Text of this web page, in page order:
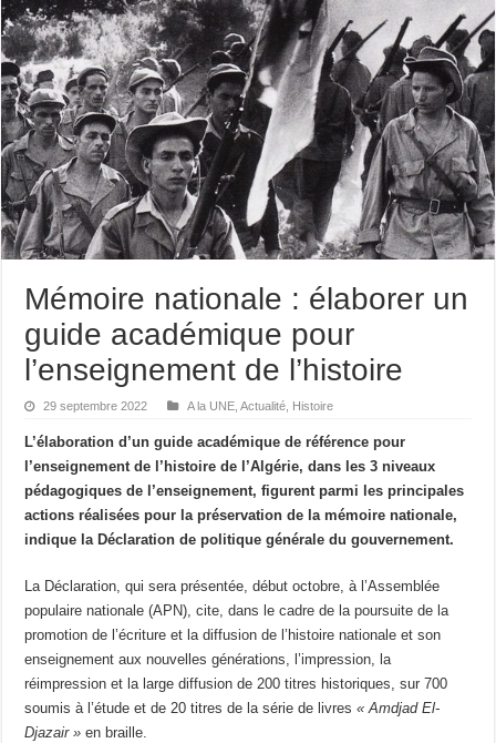
Mémoire nationale : élaborer un
guide académique pour
l’enseignement de l’histoire
29 septembre 2022 A la UNE,Actualité, Histoire
L’élaboration d’un guide académique de référence pour
l’enseignement de l’histoire de l’Algérie, dans les 3 niveaux
pédagogiques de l’enseignement, figurent parmi les principales
actions réalisées pour la préservation de la mémoire nationale,
indique la Déclaration de politique générale du gouvernement.
La Déclaration, qui sera présentée, début octobre, à l’Assemblée
populaire nationale (APN), cite, dans le cadre de la poursuite de la
promotion de l’écriture et la diffusion de l’histoire nationale et son
enseignement aux nouvelles générations, l’impression, la
réimpression et la large diffusion de 200 titres historiques, sur 700
soumis à l’étude et de 20 titres de la série de livres« Amdjad El-
Djazair » en braille.